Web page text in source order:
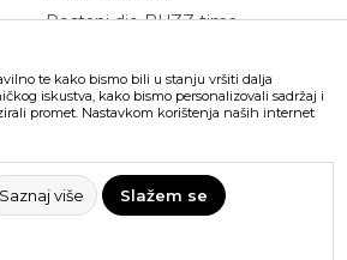
Postani dio BUZZ tima
te kako bismo bili u stanju vršiti dalja
iskustva, kako bismo personalizovali sadržaj i
promet. Nastavkom korištenja naših internet
Saznaj više Slažem se